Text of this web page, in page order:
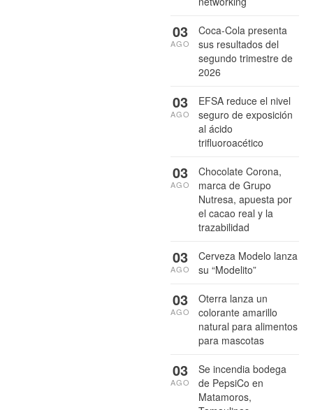
Coca-Cola presenta
sus resultados del
segundo trimestre de
2026
03
AGO
EFSA reduce el nivel
seguro de exposición
al ácido
trifluoroacético
03
AGO
Chocolate Corona,
marca de Grupo
Nutresa, apuesta por
el cacao real y la
trazabilidad
03
AGO
Cerveza Modelo lanza
su “Modelito”
03
AGO
Oterra lanza un
colorante amarillo
natural para alimentos
para mascotas
03
AGO
Se incendia bodega
de PepsiCo en
Matamoros,
03
AGO